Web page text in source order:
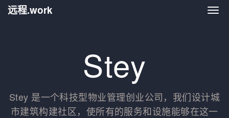
远
远程.work
Stey
Stey 是一个科技型物业管理创业公司，我们设计城
市建筑构建社区，使所有的服务和设施能够在这一